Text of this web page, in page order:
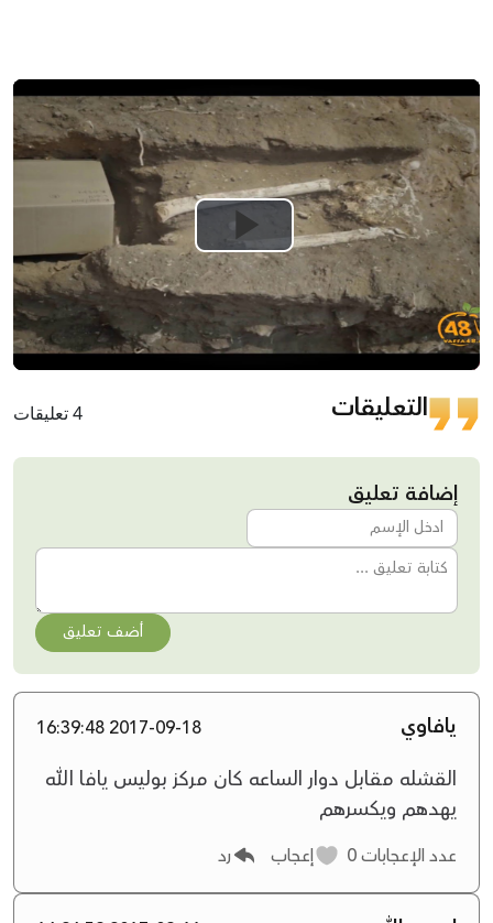
Play
Video
التعليقات 4 تعليقات
إضافة تعليق
أضف تعليق
يافاوي 2017-09-18 16:39:48
القشله مقابل دوار الساعه كان مركز بوليس يافا الله
يهدهم ويكسرهم
عدد الإعجابات إعجاب رد